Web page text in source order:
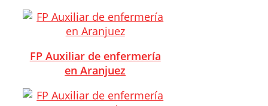
FP Auxiliar de enfermería
en Aranjuez